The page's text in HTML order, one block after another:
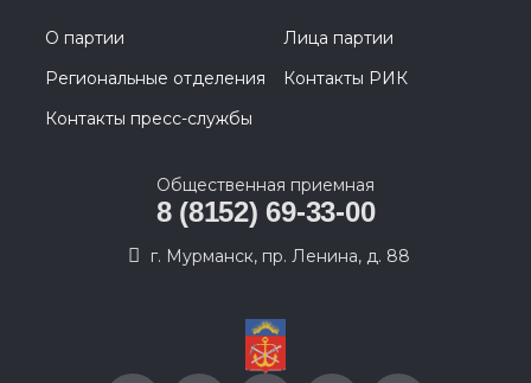
О партии
Лица партии
Региональные отделения
Контакты РИК
Контакты пресс-службы
Общественная приемная
8 (8152) 69-33-00
г. Мурманск, пр. Ленина, д. 88